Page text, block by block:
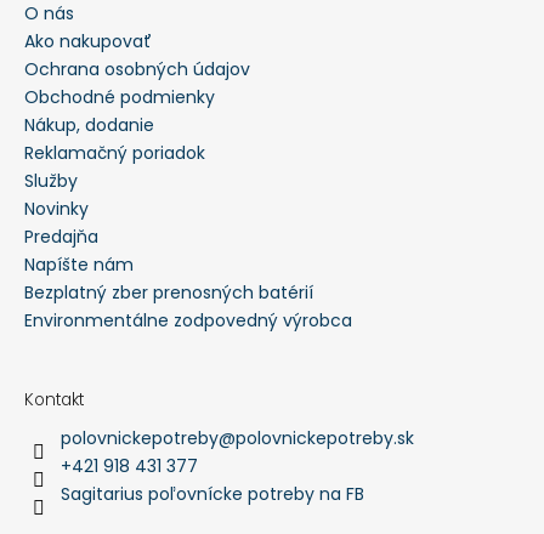
O nás
Ako nakupovať
Ochrana osobných údajov
Obchodné podmienky
Nákup, dodanie
Reklamačný poriadok
Služby
Novinky
Predajňa
Napíšte nám
Bezplatný zber prenosných batérií
Environmentálne zodpovedný výrobca
Kontakt
polovnickepotreby@polovnickepotreby.sk
+421 918 431 377
Sagitarius poľovnícke potreby na FB